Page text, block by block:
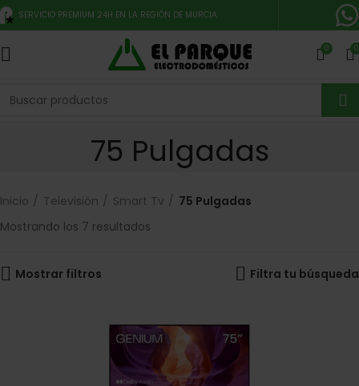
SERVICIO PREMIUM 24H EN LA REGIÓN DE MURCIA
0 0
75 Pulgadas
Inicio Televisión Smart Tv
75 Pulgadas
Mostrando los 7 resultados
Mostrar filtros Filtra tu búsqueda